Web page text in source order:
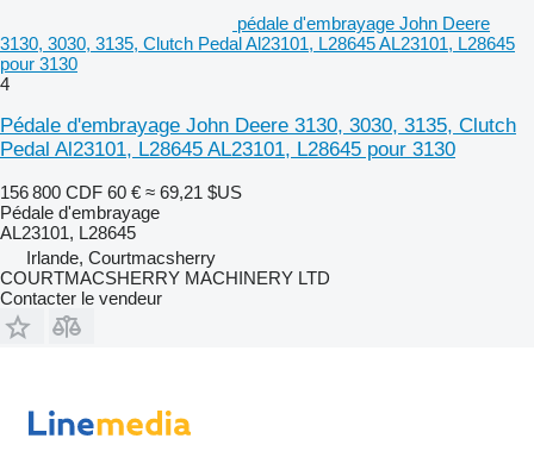
pédale d'embrayage John Deere
3130, 3030, 3135, Clutch Pedal Al23101, L28645 AL23101, L28645
pour 3130
4
Pédale d'embrayage John Deere 3130, 3030, 3135, Clutch
Pedal Al23101, L28645 AL23101, L28645 pour 3130
156 800 CDF 60 € ≈ 69,21 $US
Pédale d'embrayage
AL23101, L28645
Irlande, Courtmacsherry
COURTMACSHERRY MACHINERY LTD
Contacter le vendeur